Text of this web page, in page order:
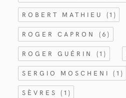
ROBERT MATHIEU (1)
ROGER CAPRON (6)
ROGER GUÉRIN (1)
SERGIO MOSCHENI(1)
SÈVRES(1)